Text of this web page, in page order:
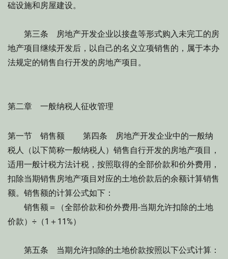
础设施和房屋建设。
第三条 房地产开发企业以接盘等形式购入未完工的房
地产项目继续开发后，以自己的名义立项销售的，属于本办
法规定的销售自行开发的房地产项目。
第二章 一般纳税人征收管理
第一节 销售额 第四条 房地产开发企业中的一般纳
税人（以下简称一般纳税人）销售自行开发的房地产项目，
适用一般计税方法计税，按照取得的全部价款和价外费用，
扣除当期销售房地产项目对应的土地价款后的余额计算销售
额。销售额的计算公式如下：
销售额＝（全部价款和价外费用-当期允许扣除的土地
价款）÷（1＋11%）
第五条 当期允许扣除的土地价款按照以下公式计算：